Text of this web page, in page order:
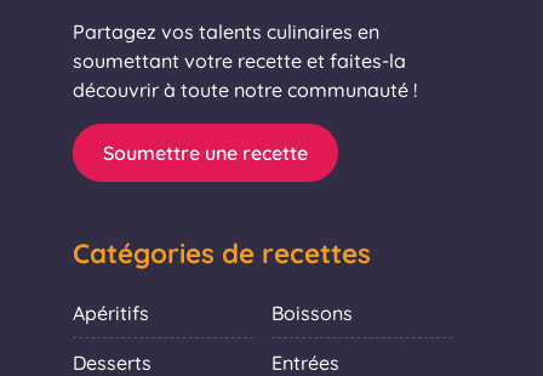
Partagez vos talents culinaires en
soumettant votre recette et faites-la
découvrir à toute notre communauté !
Soumettre une recette
Catégories de recettes
Apéritifs Boissons
Desserts Entrées